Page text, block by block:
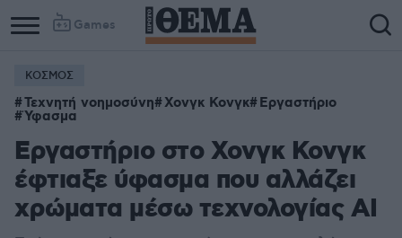
Games
ΚΟΣΜΟΣ
Τεχνητή νοημοσύνη Χονγκ Κονγκ Εργαστήριο
Ύφασμα
Εργαστήριο στο Χονγκ Κονγκ
έφτιαξε ύφασμα που αλλάζει
χρώματα μέσω τεχνολογίας AI